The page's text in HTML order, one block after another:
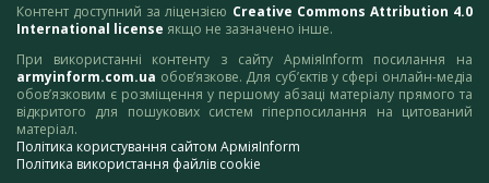
Контент доступний за ліцензією Creative Commons Attribution 4.0
International license якщо не зазначено інше.
При використанні контенту з сайту АрміяInform посилання на
armyinform.com.ua обов’язкове. Для суб’єктів у сфері онлайн-медіа
обов’язковим є розміщення у першому абзаці матеріалу прямого та
відкритого для пошукових систем гіперпосилання на цитований
матеріал.
Політика користування сайтом АрміяInform
Політика використання файлів cookie